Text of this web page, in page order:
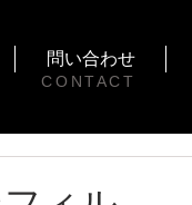
問い合わせ
CONTACT